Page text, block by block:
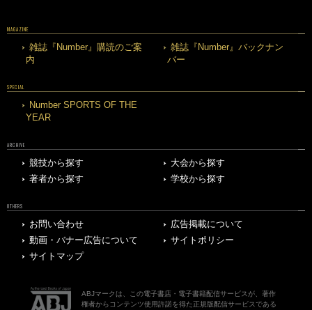
MAGAZINE
雑誌『Number』購読のご案
内
雑誌『Number』バックナン
バー
SPECIAL
Number SPORTS OF THE
YEAR
ARCHIVE
競技から探す
大会から探す
著者から探す
学校から探す
OTHERS
お問い合わせ
広告掲載について
動画・バナー広告について
サイトポリシー
サイトマップ
ABJマークは、この電子書店・電子書籍配信サービスが、著作
権者からコンテンツ使用許諾を得た正規版配信サービスである